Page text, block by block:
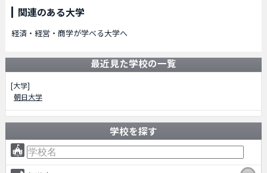
関連のある大学
経済・経営・商学が学べる大学へ
最近見た学校の一覧
[大学]
朝日大学
学校を探す